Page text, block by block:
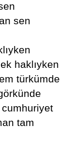
sen
haklıyken
türkümde
tam